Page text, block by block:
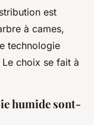
est
à cames,
technologie
choix se fait à
humide sont-